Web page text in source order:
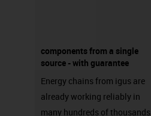
components from a single
source - with guarantee
Energy chains from igus are
already working reliably in
many hundreds of thousands